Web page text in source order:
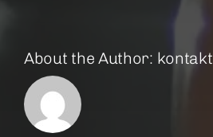
About the Author: kontakt